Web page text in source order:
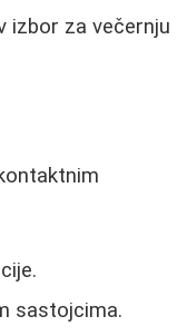
izbor za večernju
sastojcima.